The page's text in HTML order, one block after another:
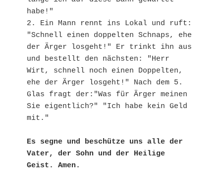
habe!"
2. Ein Mann rennt ins Lokal und ruft:
"Schnell einen doppelten Schnaps, ehe
der Ärger losgeht!" Er trinkt ihn aus
und bestellt den nächsten: "Herr
Wirt, schnell noch einen Doppelten,
ehe der Ärger losgeht!" Nach dem 5.
Glas fragt der:"Was für Ärger meinen
Sie eigentlich?" "Ich habe kein Geld
mit."
Es segne und beschütze uns alle der
Vater, der Sohn und der Heilige
Geist. Amen.